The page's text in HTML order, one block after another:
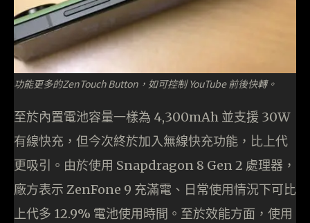
功能更多的ZenTouch Button，如可控制 YouTube 前後快轉。
至於內置電池容量一樣為 4,300mAh 並支援 30W
有線快充，但今次終於加入無線快充功能，比上代
更吸引。由於使用 Snapdragon 8 Gen 2 處理器，
廠方表示 ZenFone 9 充滿電、日常使用情況下可比
上代多 12.9% 電池使用時間。至於效能方面，使用